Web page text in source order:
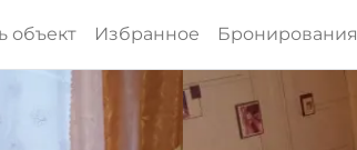
объект Избранное Бронирования